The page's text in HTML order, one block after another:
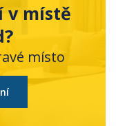
v místě
místo